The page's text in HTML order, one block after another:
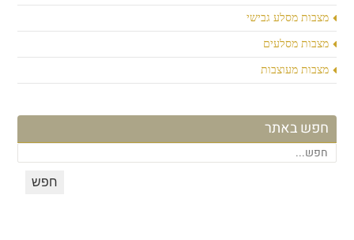
מצבות מסלע גבישי
מצבות מסלעים
מצבות מעוצבות
חפש באתר